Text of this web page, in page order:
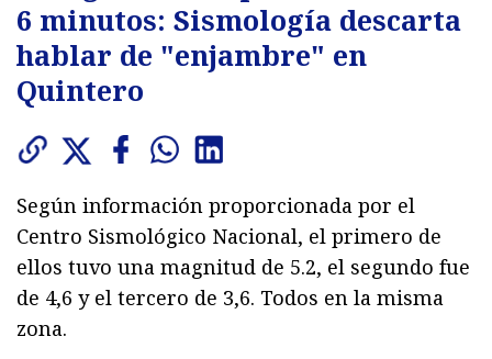
6 minutos: Sismología descarta
hablar de "enjambre" en
Quintero
Según información proporcionada por el
Centro Sismológico Nacional, el primero de
ellos tuvo una magnitud de 5.2, el segundo fue
de 4,6 y el tercero de 3,6. Todos en la misma
zona.